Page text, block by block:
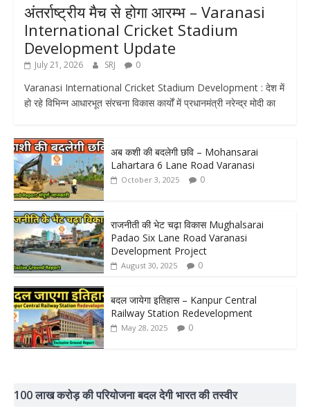
अंतर्राष्ट्रीय मैच से होगा आरम्भ – Varanasi
International Cricket Stadium
Development Update
July 21, 2026 SRJ 0
Varanasi International Cricket Stadium Development : देश में
हो रहे विभिन्न आधारभूत संरचना विकास कार्यों में प्रधानमंत्री नरेन्द्र मोदी का
अब कशी की बदलेगी छवि – Mohansarai
Lahartara 6 Lane Road Varanasi
October 3, 2025 0
राजनीती की भेट चढ़ा विकास Mughalsarai
Padao Six Lane Road Varanasi
Development Project
August 30, 2025 0
बदल जायेगा इतिहास – Kanpur Central
Railway Station Redevelopment
May 28, 2025 0
100 लाख करोड़ की परियोजना बदल देगी भारत की तस्वीर